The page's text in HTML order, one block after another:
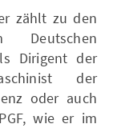
zählt zu den
Deutschen
Dirigent der
der
oder auch
wie er im